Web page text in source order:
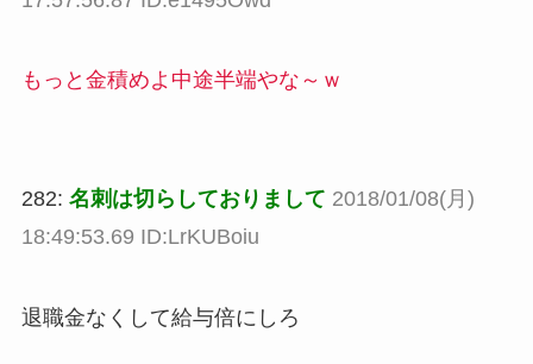
もっと金積めよ中途半端やな～ｗ
282: 名刺は切らしておりまして 2018/01/08(月)
18:49:53.69 ID:LrKUBoiu
退職金なくして給与倍にしろ